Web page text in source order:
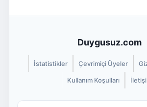
Duygusuz.com
İstatistikler Çevrimiçi Üyeler
Kullanım Koşulları